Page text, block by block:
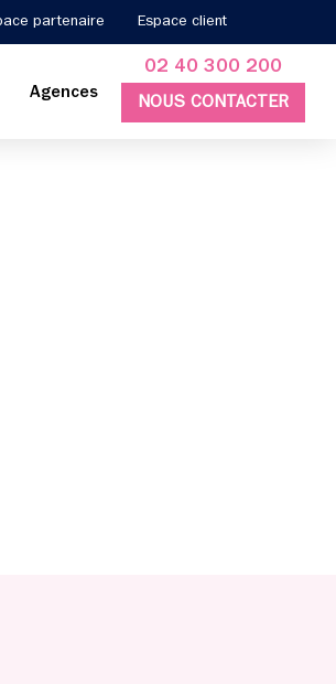
partenaire Espace client
Agences
02 40 300 200
NOUS CONTACTER